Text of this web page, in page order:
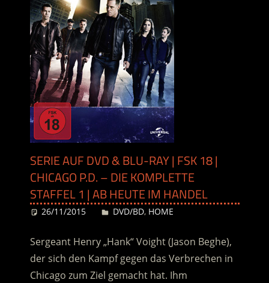
SERIE AUF DVD & BLU-RAY | FSK 18 |
CHICAGO P.D. – DIE KOMPLETTE
STAFFEL 1 | AB HEUTE IM HANDEL
26/11/2015 Desiree
DVD/BD, HOME
Sergeant Henry „Hank“ Voight (Jason Beghe),
der sich den Kampf gegen das Verbrechen in
Chicago zum Ziel gemacht hat. Ihm